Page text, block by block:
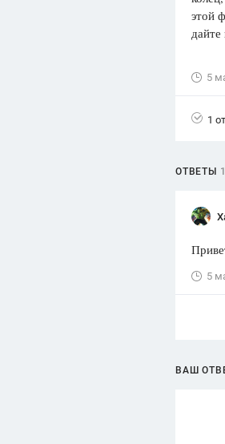
1752 ответа
Spotlight
280 ответов
этой
дайте
5
1
ОТВЕТЫ 1
5
ВАШ